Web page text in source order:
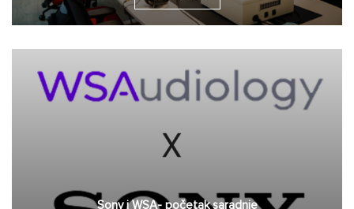
Sony i WSA- početak saradnje